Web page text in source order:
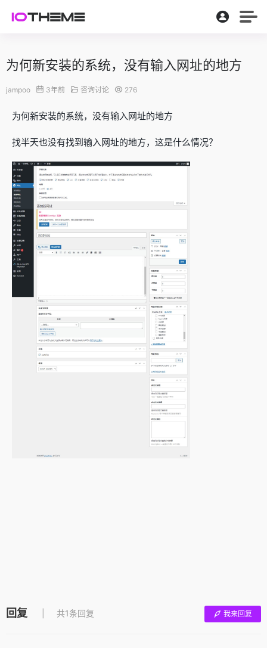
为何新安装的系统，没有输入网址的地方
jampoo 3年前 咨询讨论 276
为何新安装的系统，没有输入网址的地方
找半天也没有找到输入网址的地方，这是什么情况？
回复 共1条回复 我来回复